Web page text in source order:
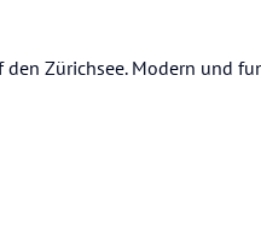
Zürichsee. Modern und